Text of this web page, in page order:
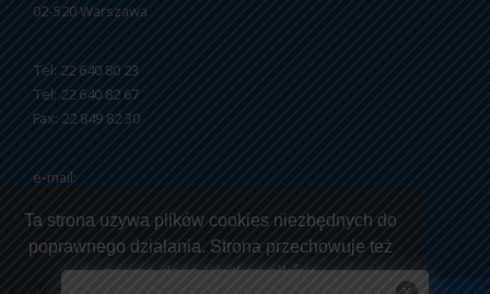
Ta strona używa plików cookies niezbędnych do
poprawnego działania. Strona przechowuje też
pewne dane użytkowników.
02-520 Warszawa
Tel: 22 640 80 23
Tel: 22 640 82 67
Fax: 22 849 82 30
e-mail: